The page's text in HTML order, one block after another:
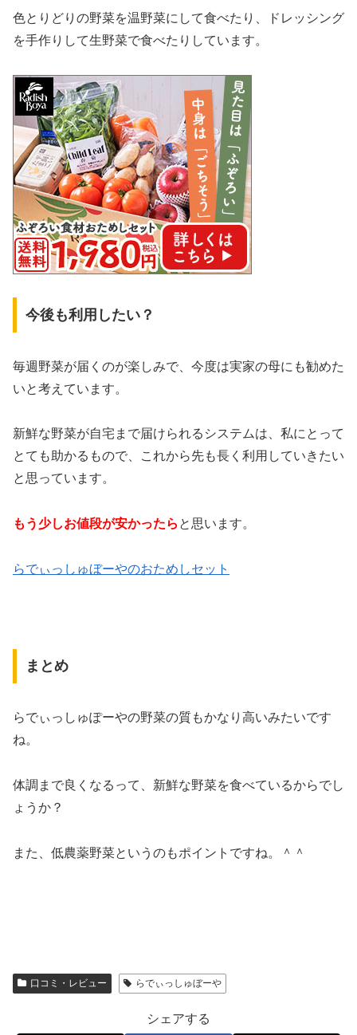
色とりどりの野菜を温野菜にして食べたり、ドレッシング
を手作りして生野菜で食べたりしています。
今後も利用したい？
毎週野菜が届くのが楽しみで、今度は実家の母にも勧めた
いと考えています。
新鮮な野菜が自宅まで届けられるシステムは、私にとって
とても助かるもので、これから先も長く利用していきたい
と思っています。
もう少しお値段が安かったら と思います。
らでぃっしゅぼーやのおためしセット
まとめ
らでぃっしゅぽーやの野菜の質もかなり高いみたいです
ね。
体調まで良くなるって、新鮮な野菜を食べているからでし
ょうか？
また、低農薬野菜というのもポイントですね。＾＾
口コミ・レビュー らでぃっしゅぼーや
シェアする